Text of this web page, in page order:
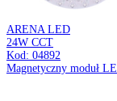
LIRA LED C